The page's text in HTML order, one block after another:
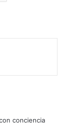
conciencia